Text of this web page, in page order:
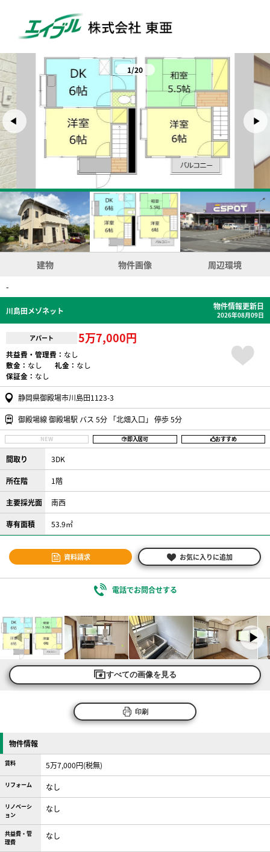
1/20
建物 物件画像 周辺環境
-
川島田メゾネット 物件情報更新日
2026年08月09日
アパート 5万7,000円
共益費・管理費： なし
敷金： なし 礼金： なし
保証金： なし
静岡県御殿場市川島田1123-3
御殿場線 御殿場駅 バス 5分 「北畑入口」 停歩 5分
NEW 即入居可 おすすめ
間取り 3DK
所在階 1階
主要採光面 南西
専有面積 53.9㎡
資料請求 お気に入りに追加
電話でお問合せする
すべての画像を見る
印刷
物件情報
賃料 5万7,000円(税無)
リフォーム なし
リノベーシ
ョン
なし
共益費・管
理費
なし